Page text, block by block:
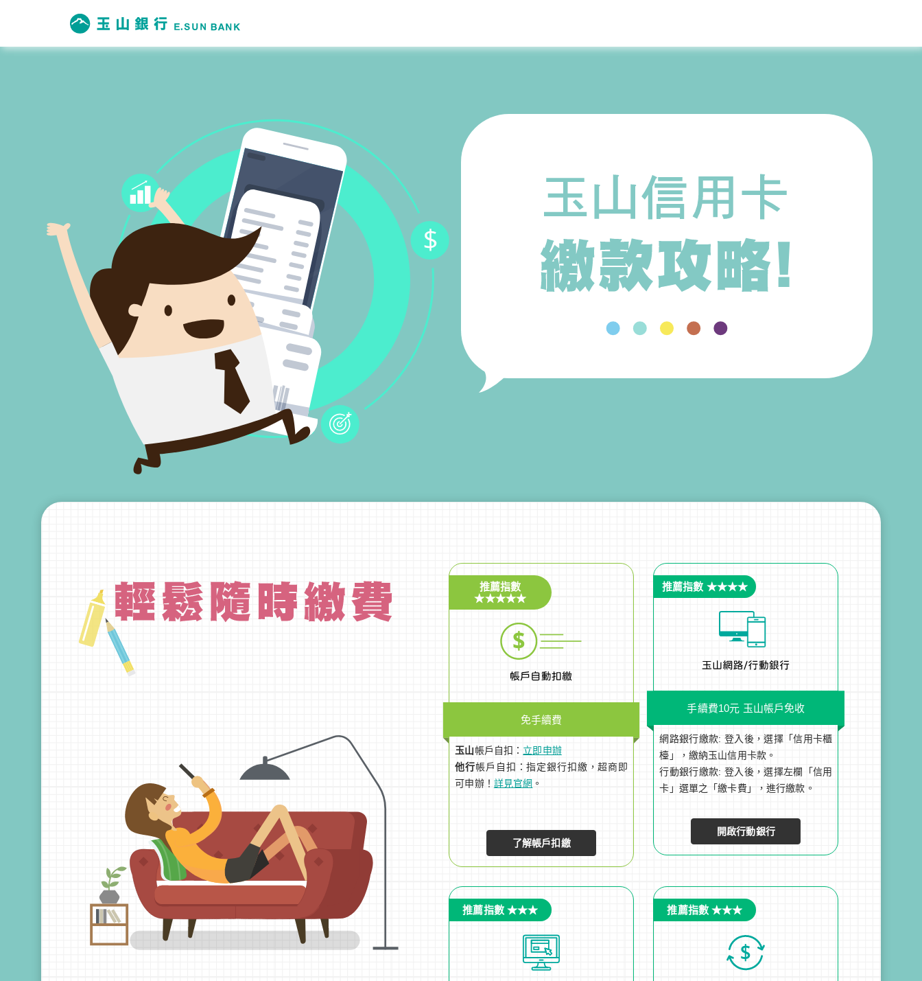
推薦指數
★★★★★
免手續費
玉山帳戶自扣： 立即申辦
他行帳戶自扣：指定銀行扣繳，超商即
可申辦！ 詳見官網 。
了解帳戶扣繳
推薦指數 ★★★★
手續費10元 玉山帳戶免收
網路銀行繳款: 登入後，選擇「信用卡櫃
檯」，繳納玉山信用卡款。
行動銀行繳款: 登入後，選擇左欄「信用
卡」選單之「繳卡費」，進行繳款。
開啟行動銀行
推薦指數 ★★★ 推薦指數 ★★★